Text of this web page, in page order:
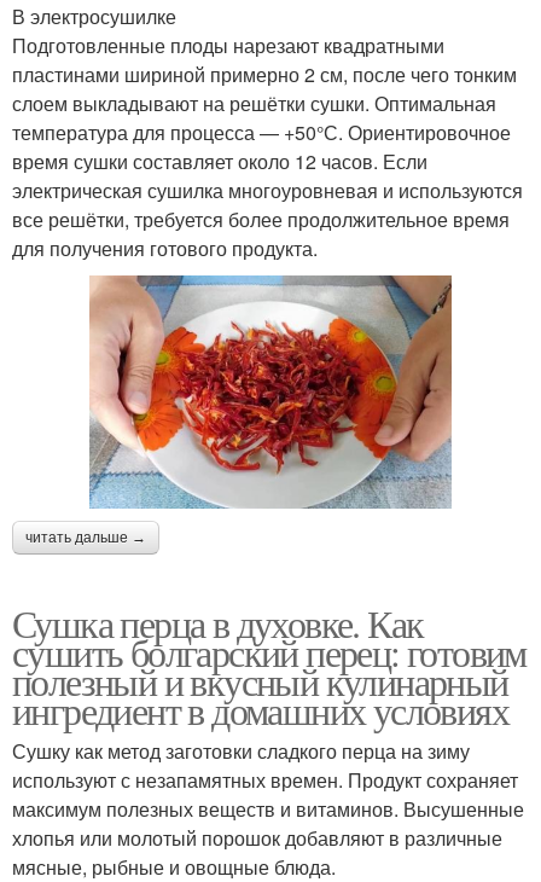
В электросушилке
Подготовленные плоды нарезают квадратными
пластинами шириной примерно 2 см, после чего тонким
слоем выкладывают на решётки сушки. Оптимальная
температура для процесса — +50°С. Ориентировочное
время сушки составляет около 12 часов. Если
электрическая сушилка многоуровневая и используются
все решётки, требуется более продолжительное время
для получения готового продукта.
читать дальше →
Сушка перца в духовке. Как
сушить болгарский перец: готовим
полезный и вкусный кулинарный
ингредиент в домашних условиях
Сушку как метод заготовки сладкого перца на зиму
используют с незапамятных времен. Продукт сохраняет
максимум полезных веществ и витаминов. Высушенные
хлопья или молотый порошок добавляют в различные
мясные, рыбные и овощные блюда.